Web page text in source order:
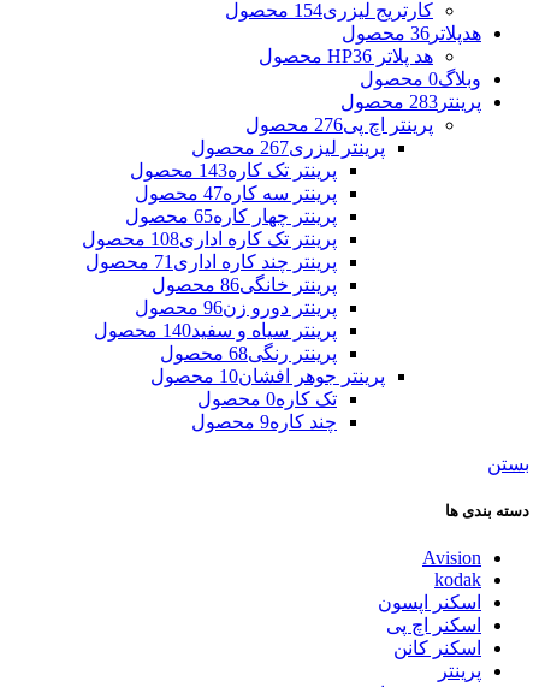
کارتریج لیزری154 محصول
هدپلاتر 36 محصول
هد پلاتر HP 36 محصول
وبلاگ0 محصول
پرینتر 283 محصول
پرینتر اچ پی276 محصول
پرینتر لیزری267 محصول
پرینتر تک کاره143 محصول
پرینتر سه کاره47 محصول
پرینتر چهار کاره65 محصول
پرینتر تک کاره اداری108 محصول
پرینتر چند کاره اداری 71 محصول
پرینتر خانگی86 محصول
پرینتر دورو زن96 محصول
پرینتر سیاه و سفید140 محصول
پرینتر رنگی68 محصول
پرینتر جوهر افشان10 محصول
تک کاره0 محصول
چند کاره9 محصول
بستن
دسته بندی ها
Avision
kodak
اسکنر اپسون
اسکنر اچ پی
اسکنر کانن
پرینتر